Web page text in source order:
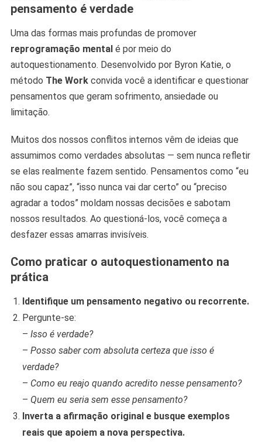
pensamento é verdade
Uma das formas mais profundas de promover
reprogramação mentalé por meio do
autoquestionamento. Desenvolvido por Byron Katie, o
método The Workconvida você a identificar e questionar
pensamentos que geram sofrimento, ansiedade ou
limitação.
Muitos dos nossos conflitos internos vêm de ideias que
assumimos como verdades absolutas — sem nunca refletir
se elas realmente fazem sentido. Pensamentos como “eu
não sou capaz”, “isso nunca vai dar certo” ou “preciso
agradar a todos” moldam nossas decisões e sabotam
nossos resultados. Ao questioná-los, você começa a
desfazer essas amarras invisíveis.
Como praticar o autoquestionamento na
prática
Identifique um pensamento negativo ou recorrente.
Pergunte-se:
– Isso é verdade?
– Posso saber com absoluta certeza que isso é
verdade?
– Como eu reajo quando acredito nesse pensamento?
– Quem eu seria sem esse pensamento?
Inverta a afirmação original e busque exemplos
reais que apoiem a nova perspectiva.